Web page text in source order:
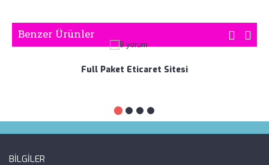
Benzer Ürünler
Full Paket Eticaret Sitesi
BILGILER